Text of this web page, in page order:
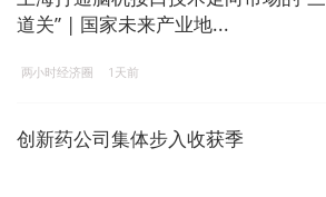
道关” | 国家未来产业地...
两小时经济圈 1天前
创新药公司集体步入收获季